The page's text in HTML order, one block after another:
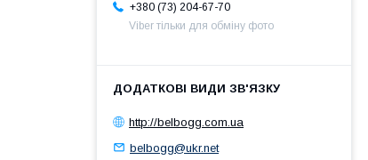
+380 (73) 204-67-70
Viber тільки для обміну фото
http://belbogg.com.ua
belbogg@ukr.net